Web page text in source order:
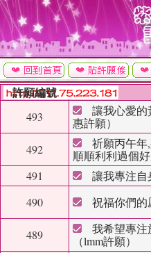
許願編號
493
讓我心愛
惠許願）
492
祈願丙午年
順順利利過個
491
讓我專注
490
祝福你們的
489
我希望專
（lmm許願）